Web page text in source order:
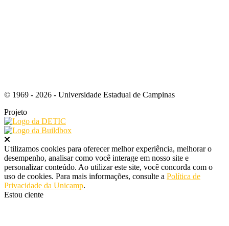
© 1969 - 2026 - Universidade Estadual de Campinas
Projeto
Utilizamos cookies para oferecer melhor experiência, melhorar o
desempenho, analisar como você interage em nosso site e
personalizar conteúdo. Ao utilizar este site, você concorda com o
uso de cookies. Para mais informações, consulte a Política de
Privacidade da Unicamp.
Estou ciente